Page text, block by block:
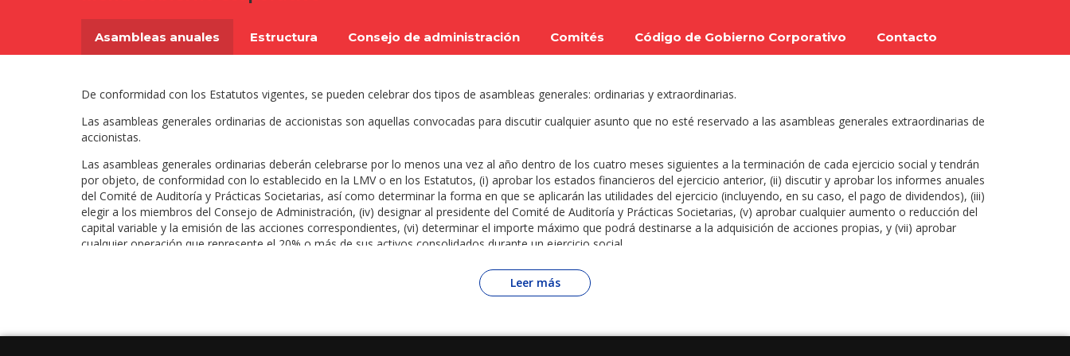
Asambleas anuales Estructura Consejo de administración Comités Código de Gobierno Corporativo Contacto
De conformidad con los Estatutos vigentes, se pueden celebrar dos tipos de asambleas generales: ordinarias y extraordinarias.
Las asambleas generales ordinarias de accionistas son aquellas convocadas para discutir cualquier asunto que no esté reservado a las asambleas generales extraordinarias de
accionistas.
Las asambleas generales ordinarias deberán celebrarse por lo menos una vez al año dentro de los cuatro meses siguientes a la terminación de cada ejercicio social y tendrán
por objeto, de conformidad con lo establecido en la LMV o en los Estatutos, (i) aprobar los estados financieros del ejercicio anterior, (ii) discutir y aprobar los informes anuales
del Comité de Auditoría y Prácticas Societarias, así como determinar la forma en que se aplicarán las utilidades del ejercicio (incluyendo, en su caso, el pago de dividendos), (iii)
elegir a los miembros del Consejo de Administración, (iv) designar al presidente del Comité de Auditoría y Prácticas Societarias, (v) aprobar cualquier aumento o reducción del
capital variable y la emisión de las acciones correspondientes, (vi) determinar el importe máximo que podrá destinarse a la adquisición de acciones propias, y (vii) aprobar
cualquier operación que represente el 20% o más de sus activos consolidados durante un ejercicio social.
Las asambleas generales extraordinarias, mismas que podrán reunirse en cualquier momento, serán aquéllas que tengan por objeto (i) el cambio de duración o la disolución de
la Compañía, (ii) el aumento o la disminución de la parte fija o la parte variable del capital social y la emisión de las acciones correspondientes, (iii) la emisión de acciones para
control, (ix) cualquier otro asunto descrito en la legislación aplicable o en los Estatutos, y (x) la cancelación de la inscripción de las acciones en el RNV.
Leer más